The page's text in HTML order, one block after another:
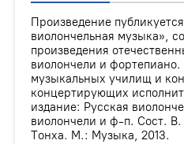
Произведение
виолончельная музыка»,
произведения
виолончели и фортепиано.
музыкальных училищ и
концертирующих
издание: Русская
виолончели и ф-п. Сост.
Тонха. М.: Музыка, 2013.